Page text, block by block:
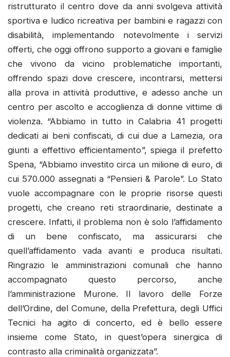
ristrutturato il centro dove da anni svolgeva attività
sportiva e ludico ricreativa per bambini e ragazzi con
disabilità, implementando notevolmente i servizi
offerti, che oggi offrono supporto a giovani e famiglie
che vivono da vicino problematiche importanti,
offrendo spazi dove crescere, incontrarsi, mettersi
alla prova in attività produttive, e adesso anche un
centro per ascolto e accoglienza di donne vittime di
violenza. “Abbiamo in tutto in Calabria 41 progetti
dedicati ai beni confiscati, di cui due a Lamezia, ora
giunti a effettivo efficientamento”, spiega il prefetto
Spena, “Abbiamo investito circa un milione di euro, di
cui 570.000 assegnati a “Pensieri & Parole”. Lo Stato
vuole accompagnare con le proprie risorse questi
progetti, che creano reti straordinarie, destinate a
crescere. Infatti, il problema non è solo l’affidamento
di un bene confiscato, ma assicurarsi che
quell’affidamento vada avanti e produca risultati.
Ringrazio le amministrazioni comunali che hanno
accompagnato questo percorso, anche
l’amministrazione Murone. Il lavoro delle Forze
dell’Ordine, del Comune, della Prefettura, degli Uffici
Tecnici ha agito di concerto, ed è bello essere
insieme come Stato, in quest’opera sinergica di
contrasto alla criminalità organizzata”.